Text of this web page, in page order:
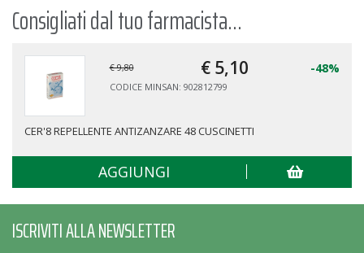
Consigliati dal tuo farmacista...
€ 9,80 € 5,10 -48%
CODICE MINSAN: 902812799
CER'8 REPELLENTE ANTIZANZARE 48 CUSCINETTI
AGGIUNGI
ISCRIVITI ALLA NEWSLETTER